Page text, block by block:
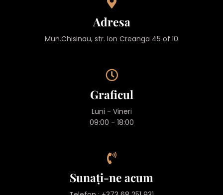
Adresa
Mun.Chisinau, str. Ion Creanga 45 of.10
Graficul
Luni - Vineri
09:00 - 18:00
Sunați-ne acum